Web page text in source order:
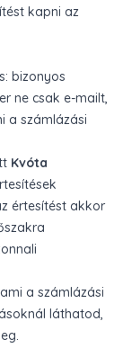
kapni az
bizonyos
ne csak e-mailt,
a számlázási
Kvóta
értesítést akkor
a számlázási
láthatod,